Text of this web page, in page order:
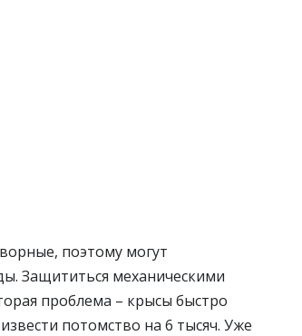
поэтому могут
Защититься механическими
проблема – крысы быстро
потомство на 6 тысяч. Уже